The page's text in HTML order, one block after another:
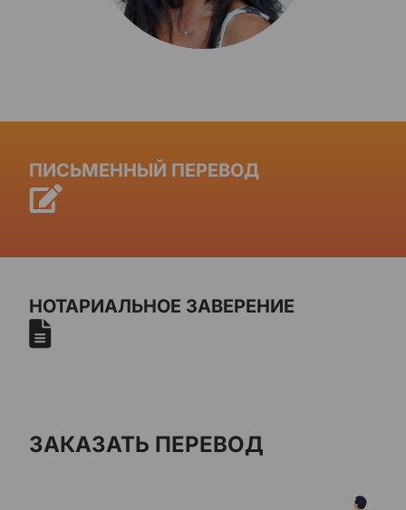
ПИСЬМЕННЫЙ ПЕРЕВОД
НОТАРИАЛЬНОЕ ЗАВЕРЕНИЕ
ЗАКАЗАТЬ ПЕРЕВОД